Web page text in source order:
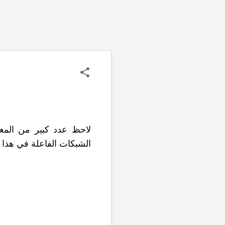
لاحظ عدد كبير من
الشبكات الفاعلة في